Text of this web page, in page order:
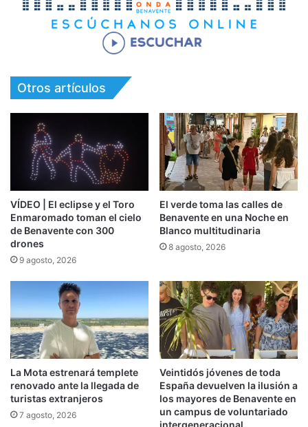
Otros artículos
VÍDEO | El eclipse y el Toro
Enmaromado toman el cielo
de Benavente con 300
drones
9 agosto, 2026
El verde toma las calles de
Benavente en una Noche en
Blanco multitudinaria
8 agosto, 2026
La Mota estrenará templete
renovado ante la llegada de
turistas extranjeros
7 agosto, 2026
Veintidós jóvenes de toda
España devuelven la ilusión a
los mayores de Benavente en
un campus de voluntariado